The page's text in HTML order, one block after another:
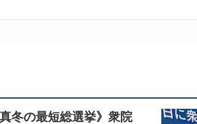
真冬の最短総選挙》衆院